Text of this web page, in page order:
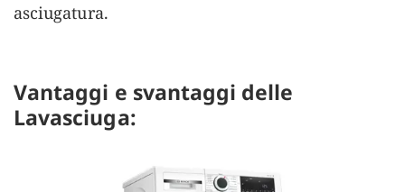
asciugatura.
Vantaggi e svantaggi delle
Lavasciuga: